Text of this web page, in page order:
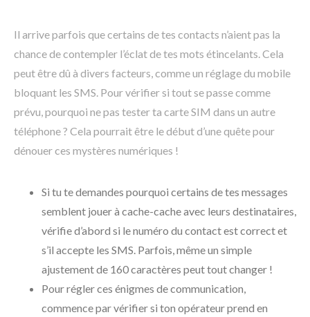
Il arrive parfois que certains de tes contacts n’aient pas la
chance de contempler l’éclat de tes mots étincelants. Cela
peut être dû à divers facteurs, comme un réglage du mobile
bloquant les SMS. Pour vérifier si tout se passe comme
prévu, pourquoi ne pas tester ta carte SIM dans un autre
téléphone ? Cela pourrait être le début d’une quête pour
dénouer ces mystères numériques !
Si tu te demandes pourquoi certains de tes messages
semblent jouer à cache-cache avec leurs destinataires,
vérifie d’abord si le numéro du contact est correct et
s’il accepte les SMS. Parfois, même un simple
ajustement de 160 caractères peut tout changer !
Pour régler ces énigmes de communication,
commence par vérifier si ton opérateur prend en